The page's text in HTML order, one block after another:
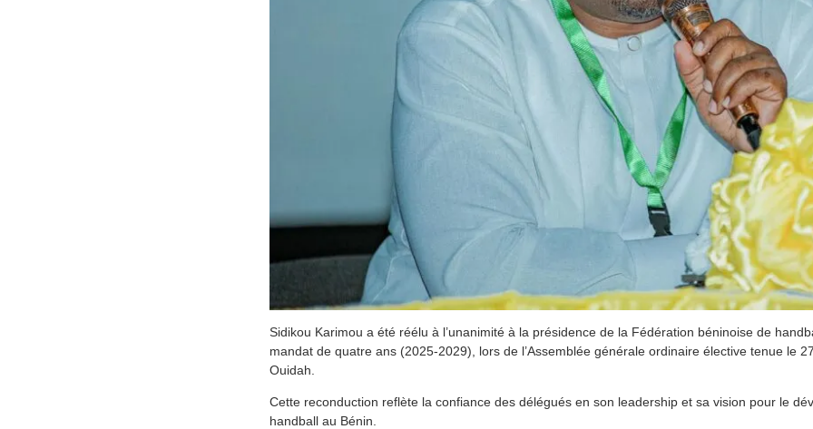
Sidikou Karimou a été réélu à l’unanimité à la présidence de la Fédération béninoise de
mandat de quatre ans (2025-2029), lors de l’Assemblée générale ordinaire élective tenue le
Ouidah.
Cette reconduction reflète la confiance des délégués en son leadership et sa vision pour le
handball au Bénin.